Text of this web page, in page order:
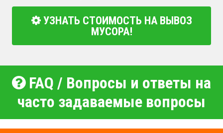
УЗНАТЬ СТОИМОСТЬ НА ВЫВОЗ
МУСОРА!
FAQ / Вопросы и ответы на
часто задаваемые вопросы